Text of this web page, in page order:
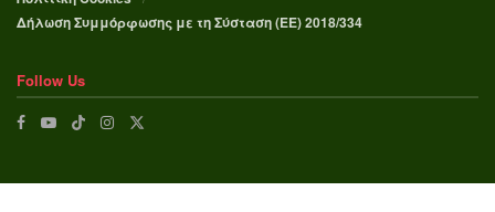
Δήλωση Συμμόρφωσης με τη Σύσταση (ΕΕ) 2018/334
Follow Us